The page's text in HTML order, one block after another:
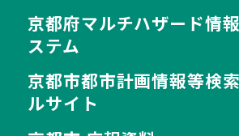
京都府マルチハザード情
ステム
京都市都市計画情報等検
ルサイト